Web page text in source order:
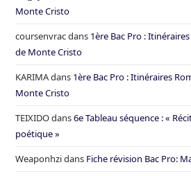
Monte Cristo
coursenvracdans 1ère Bac Pro :
de Monte Cristo
KARIMAdans 1ère Bac Pro : Itinéraires
Monte Cristo
TEIXIDOdans6e Tableau séquence : «
poétique »
Weaponhzidans Fiche révision Bac Pro: